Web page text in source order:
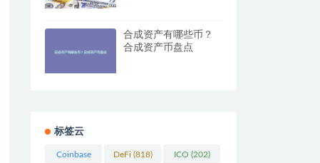
合成资产有哪些币？
合成资产币盘点
标签云
Coinbase DeFi (818) ICO (202)